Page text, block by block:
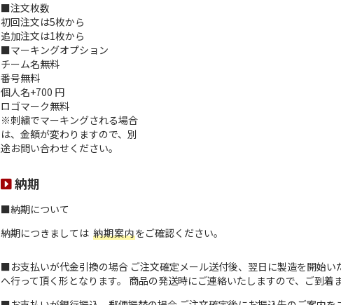
■注文枚数
初回注文は5枚から
追加注文は1枚から
■マーキングオプション
チーム名無料
番号無料
個人名+700 円
ロゴマーク無料
※刺繍でマーキングされる場合
は、金額が変わりますので、別
途お問い合わせください。
納期
■納期について
納期につきましては 納期案内をご確認ください。
■お支払いが代金引換の場合 ご注文確定メール送付後、翌日に製造を開始
へ行って頂く形となります。 商品の発送時にご連絡いたしますので、ご到着